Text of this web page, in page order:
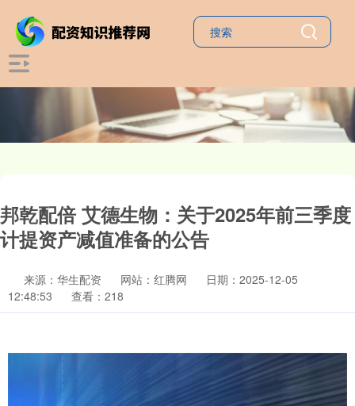
邦乾配倍 艾德生物：关于2025年前三季度
计提资产减值准备的公告
来源：华生配资 网站：红腾网
日期：2025-12-05
12:48:53
查看：218